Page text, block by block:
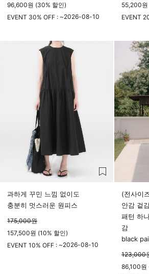
96,600원 (30% 할인)
EVENT 30% OFF : ~2026-08-10
55,200원
EVENT
과하게 꾸민 느낌 없이도
충분히 멋스러운 원피스
175,000원
157,500원 (10% 할인)
EVENT 10% OFF : ~2026-08-10
(전사이
안감 겉
패턴 하
감
black
123,000
86,100원